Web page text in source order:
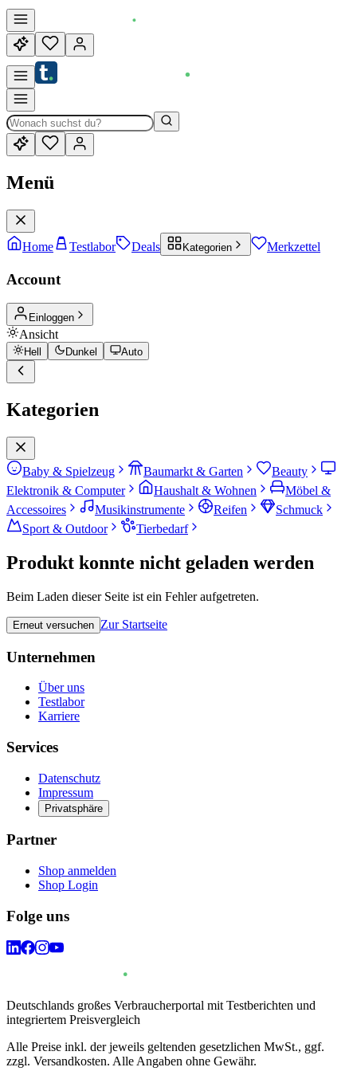
Menü
Home Testlabor Deals Kategorien Merkzettel
Account
Einloggen
Ansicht
Hell Dunkel Auto
Kategorien
Baby & Spielzeug Baumarkt & Garten
Beauty
Elektronik & Computer
Haushalt & Wohnen
Möbel &
Accessoires
Musikinstrumente Reifen
Schmuck
Sport & Outdoor
Tierbedarf
Produkt konnte nicht geladen werden
Beim Laden dieser Seite ist ein Fehler aufgetreten.
Erneut versuchen Zur Startseite
Unternehmen
Über uns
Testlabor
Karriere
Services
Datenschutz
Impressum
Privatsphäre
Partner
Shop anmelden
Shop Login
Folge uns
Deutschlands großes Verbraucherportal mit Testberichten und
integriertem Preisvergleich
Alle Preise inkl. der jeweils geltenden gesetzlichen MwSt., ggf.
zzgl. Versandkosten. Alle Angaben ohne Gewähr.